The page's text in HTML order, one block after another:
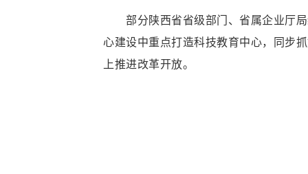
部分陕西省省级部门、省属企业厅局
心建设中重点打造科技教育中心，同步
上推进改革开放。